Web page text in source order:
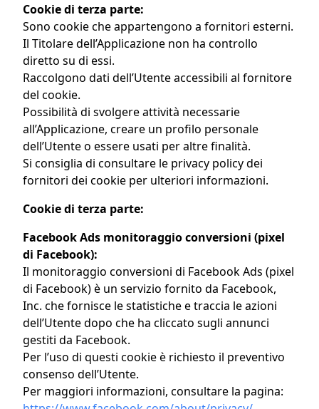
Cookie di terza parte:
Sono cookie che appartengono a fornitori esterni.
Il Titolare dell’Applicazione non ha controllo
diretto su di essi.
Raccolgono dati dell’Utente accessibili al fornitore
del cookie.
Possibilità di svolgere attività necessarie
all’Applicazione, creare un profilo personale
dell’Utente o essere usati per altre finalità.
Si consiglia di consultare le privacy policy dei
fornitori dei cookie per ulteriori informazioni.
Cookie di terza parte:
Facebook Ads monitoraggio conversioni (pixel
di Facebook):
Il monitoraggio conversioni di Facebook Ads (pixel
di Facebook) è un servizio fornito da Facebook,
Inc. che fornisce le statistiche e traccia le azioni
dell’Utente dopo che ha cliccato sugli annunci
gestiti da Facebook.
Per l’uso di questi cookie è richiesto il preventivo
consenso dell’Utente.
Per maggiori informazioni, consultare la pagina: